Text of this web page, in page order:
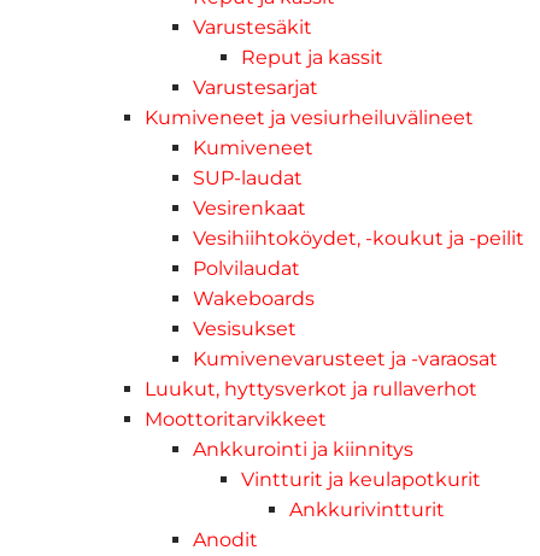
Varustesäkit
Reput ja kassit
Varustesarjat
Kumiveneet ja vesiurheiluvälineet
Kumiveneet
SUP-laudat
Vesirenkaat
Vesihiihtoköydet, -koukut ja -peilit
Polvilaudat
Wakeboards
Vesisukset
Kumivenevarusteet ja -varaosat
Luukut, hyttysverkot ja rullaverhot
Moottoritarvikkeet
Ankkurointi ja kiinnitys
Vintturit ja keulapotkurit
Ankkurivintturit
Anodit